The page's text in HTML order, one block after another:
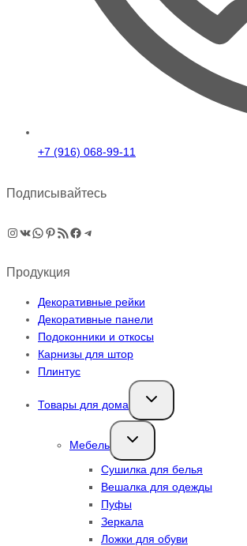
+7 (916) 068-99-11
Подписывайтесь
Instagram
ВКонтакте
WhatsApp
Pinterest
RSS-рассылка
Facebook
Telegram
Продукция
Декоративные рейки
Декоративные панели
Подоконники и откосы
Карнизы для штор
Плинтус
Товары для дома
Переключить
дочернее
Мебель
Переключить
дочернее
Сушилка для белья
Вешалка для одежды
Пуфы
Зеркала
Ложки для обуви